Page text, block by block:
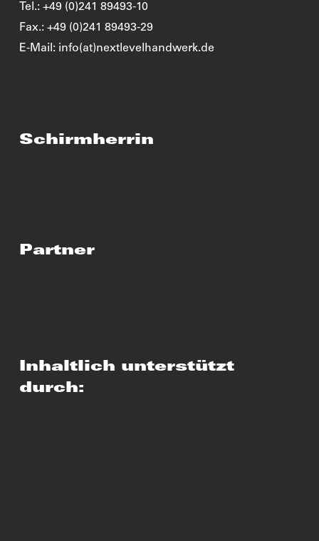
Tel.: +49 (0)241 89493-10
Fax.: +49 (0)241 89493-29
E-Mail: info(at)nextlevelhandwerk.de
Schirmherrin
Partner
Inhaltlich unterstützt
durch: